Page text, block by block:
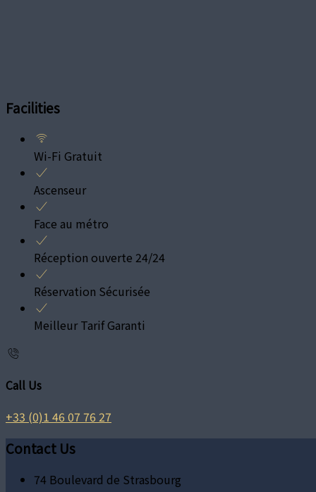
Facilities
Wi-Fi Gratuit
Ascenseur
Face au métro
Réception ouverte 24/24
Réservation Sécurisée
Meilleur Tarif Garanti
Call Us
+33 (0)1 46 07 76 27
Contact Us
74 Boulevard de Strasbourg